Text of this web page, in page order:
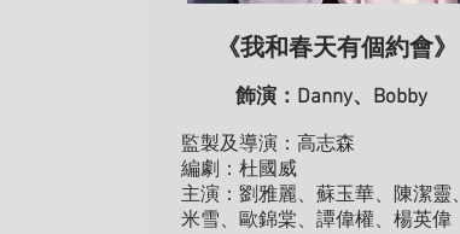
《我和春天有個約會》
飾演： Danny、Bobby
監製及導演：高志森
編劇：杜國威
主演：劉雅麗、蘇玉華、陳潔靈、
米雪、歐錦棠、譚偉權、楊英偉